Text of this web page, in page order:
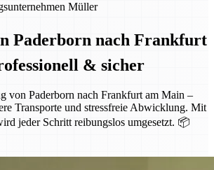
Müller
Paderborn nach Frankfurt
& sicher
von Paderborn nach Frankfurt am Main –
Transporte und stressfreie Abwicklung. Mit
jeder Schritt reibungslos umgesetzt. 📦